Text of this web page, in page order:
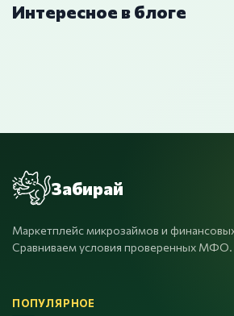
Интересное в блоге
Забирай
Маркетплейс микрозаймов и
Сравниваем условия проверенных МФО.
ПОПУЛЯРНОЕ